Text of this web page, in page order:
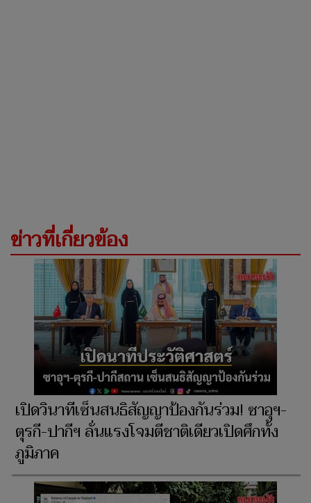
ข่าวที่เกี่ยวข้อง
เปิดวินาทีเซ็นสนธิสัญญาป้องกันร่วม! ซาอุฯ-
ตุรกี-ปากีฯ ลั่นแรงโจมตีชาติเดียวเปิดศึกทั้ง
ภูมิภาค